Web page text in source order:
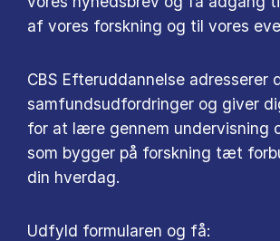
af vores forskning og til vores
CBS Efteruddannelse adresserer
samfundsudfordringer og giver
for at lære gennem undervisning
som bygger på forskning tæt
din hverdag.
Udfyld formularen og få: